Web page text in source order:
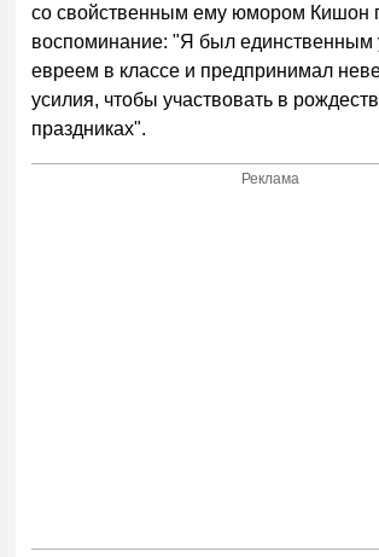
со свойственным ему юмором Кишон
воспоминание: "Я был единственным
евреем в классе и предпринимал
усилия, чтобы участвовать в
праздниках".
Реклама